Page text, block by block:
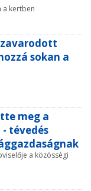
a kertben
sokan a
meg a
tévedés
a közösségi